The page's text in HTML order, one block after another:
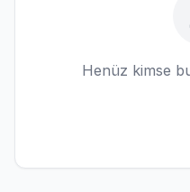
Henüz kimse